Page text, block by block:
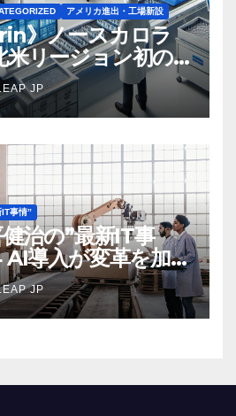
アメリカ進出・工場新設
》ノースカロラ
米リージョン初の
定 JP
事情”
治の”最新IT事
導入が変革を加速
の最前線
JP